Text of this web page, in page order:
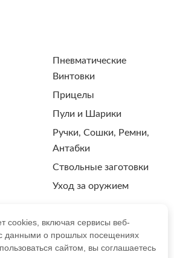
Пневматические
Винтовки
Прицелы
Пули и Шарики
Ручки, Сошки, Ремни,
Антабки
Ствольные заготовки
Уход за оружием
КОНФИДЕНЦИАЛЬНОСТИ
cookies, включая сервисы веб-
данными о прошлых посещениях
сайтом, вы соглашаетесь